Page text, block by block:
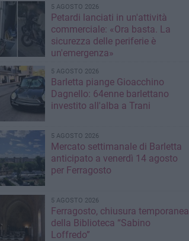
5 AGOSTO 2026
Petardi lanciati in un'attività
commerciale: «Ora basta. La
sicurezza delle periferie è
un'emergenza»
5 AGOSTO 2026
Barletta piange Gioacchino
Dagnello: 64enne barlettano
investito all'alba a Trani
5 AGOSTO 2026
Mercato settimanale di Barletta
anticipato a venerdì 14 agosto
per Ferragosto
5 AGOSTO 2026
Ferragosto, chiusura temporanea
della Biblioteca “Sabino
Loffredo”